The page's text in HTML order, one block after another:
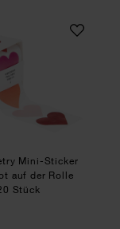
17g/m² 5
Paper Poetry
Mini-Sticker
auf der Rolle
Stück